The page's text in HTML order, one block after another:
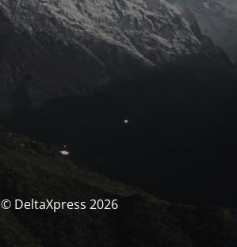
© DeltaXpress 2026